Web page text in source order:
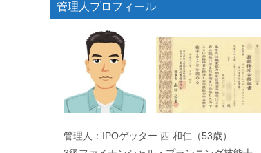
管理人プロフィール
管理人：IPOゲッター 西 和仁（53歳）